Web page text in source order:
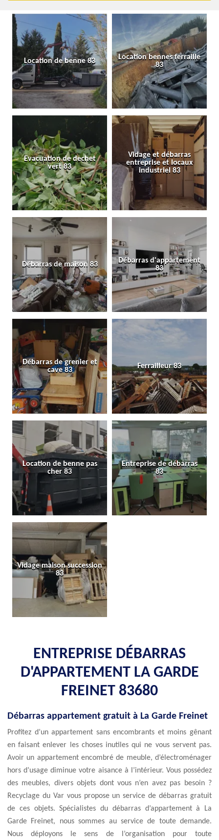
Location de benne 83
Location bennes ferraille
83
Evacuation de dechet
vert 83
Vidage et débarras
entreprise et locaux
industriel 83
Débarras de maison 83
Débarras d'appartement
83
Débarras de grenier et
cave 83
Ferrailleur 83
Location de benne pas
cher 83
Entreprise de débarras
83
Vidage maison succession
83
ENTREPRISE DÉBARRAS
D'APPARTEMENT LA GARDE
FREINET 83680
Débarras appartement gratuit à La Garde Freinet
Profitez d’un appartement sans encombrants et moins gênant
en faisant enlever les choses inutiles qui ne vous servent pas.
Avoir un appartement encombré de meuble, d’électroménager
hors d’usage diminue votre aisance à l’intérieur. Vous possédez
des meubles, divers objets dont vous n’en avez pas besoin ?
Recyclage du Var vous propose un service de débarras gratuit
de ces objets. Spécialistes du débarras d’appartement à La
Garde Freinet, nous sommes au service de toute demande.
Nous déployons le sens de l’organisation pour toute